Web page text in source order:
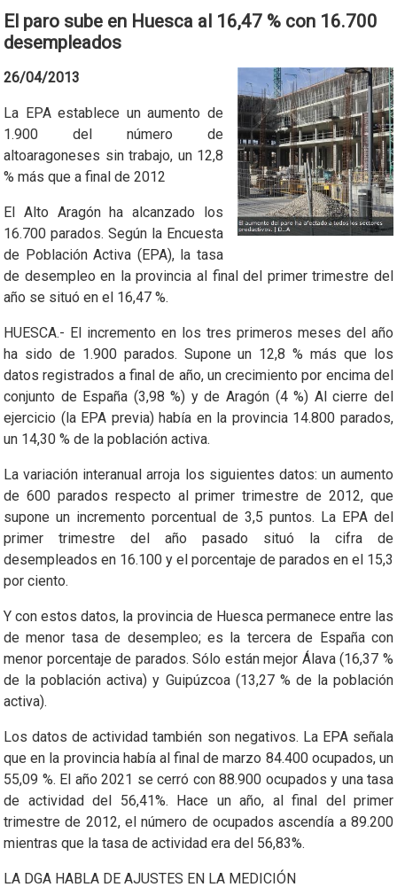
El paro sube en Huesca al 16,47 % con 16.700
desempleados
26/04/2013
La EPA establece un aumento de
1.900 del número de
altoaragoneses sin trabajo, un 12,8
% más que a final de 2012
El Alto Aragón ha alcanzado los
16.700 parados. Según la Encuesta
de Población Activa (EPA), la tasa
de desempleo en la provincia al final del primer trimestre del
año se situó en el 16,47 %.
HUESCA.- El incremento en los tres primeros meses del año
ha sido de 1.900 parados. Supone un 12,8 % más que los
datos registrados a final de año, un crecimiento por encima del
conjunto de España (3,98 %) y de Aragón (4 %) Al cierre del
ejercicio (la EPA previa) había en la provincia 14.800 parados,
un 14,30 % de la población activa.
La variación interanual arroja los siguientes datos: un aumento
de 600 parados respecto al primer trimestre de 2012, que
supone un incremento porcentual de 3,5 puntos. La EPA del
primer trimestre del año pasado situó la cifra de
desempleados en 16.100 y el porcentaje de parados en el 15,3
por ciento.
Y con estos datos, la provincia de Huesca permanece entre las
de menor tasa de desempleo; es la tercera de España con
menor porcentaje de parados. Sólo están mejor Álava (16,37 %
de la población activa) y Guipúzcoa (13,27 % de la población
activa).
Los datos de actividad también son negativos. La EPA señala
que en la provincia había al final de marzo 84.400 ocupados, un
55,09 %. El año 2021 se cerró con 88.900 ocupados y una tasa
de actividad del 56,41%. Hace un año, al final del primer
trimestre de 2012, el número de ocupados ascendía a 89.200
mientras que la tasa de actividad era del 56,83%.
LA DGA HABLA DE AJUSTES EN LA MEDICIÓN